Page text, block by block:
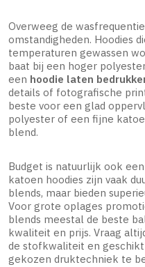
Overweeg de
omstandigheden. Hoodies
temperaturen gewassen
baat bij een hoger
een hoodie laten
details of fotografische
beste voor een glad
polyester of een fijne
blend.
Budget is natuurlijk ook
katoen hoodies zijn vaak
blends, maar bieden
Voor grote oplages
blends meestal de beste
kwaliteit en prijs. Vraag
de stofkwaliteit en
gekozen druktechniek te